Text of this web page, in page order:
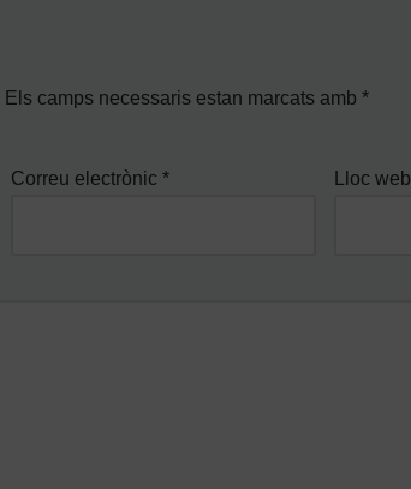
Els camps necessaris estan marcats amb *
Correu electrònic * Lloc web